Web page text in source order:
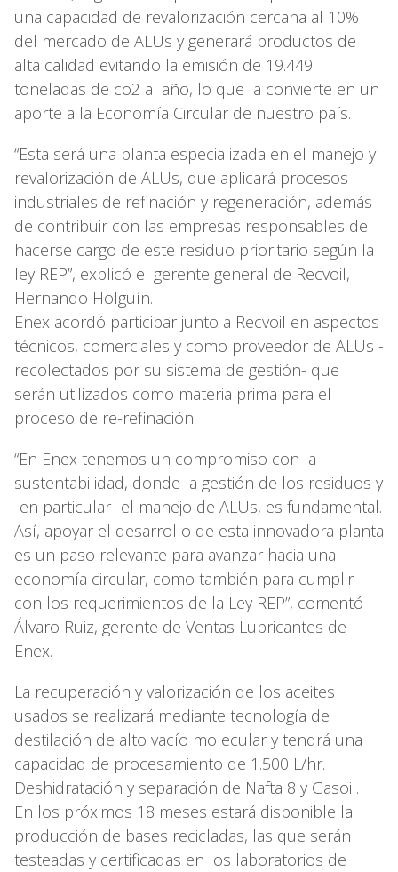
una capacidad de revalorización cercana al 10%
del mercado de ALUs y generará productos de
alta calidad evitando la emisión de 19.449
toneladas de co2 al año, lo que la convierte en un
aporte a la Economía Circular de nuestro país.
“Esta será una planta especializada en el manejo y
revalorización de ALUs, que aplicará procesos
industriales de refinación y regeneración, además
de contribuir con las empresas responsables de
hacerse cargo de este residuo prioritario según la
ley REP”, explicó el gerente general de Recvoil,
Hernando Holguín.
Enex acordó participar junto a Recvoil en aspectos
técnicos, comerciales y como proveedor de ALUs -
recolectados por su sistema de gestión- que
serán utilizados como materia prima para el
proceso de re-refinación.
“En Enex tenemos un compromiso con la
sustentabilidad, donde la gestión de los residuos y
-en particular- el manejo de ALUs, es fundamental.
Así, apoyar el desarrollo de esta innovadora planta
es un paso relevante para avanzar hacia una
economía circular, como también para cumplir
con los requerimientos de la Ley REP”, comentó
Álvaro Ruiz, gerente de Ventas Lubricantes de
Enex.
La recuperación y valorización de los aceites
usados se realizará mediante tecnología de
destilación de alto vacío molecular y tendrá una
capacidad de procesamiento de 1.500 L/hr.
Deshidratación y separación de Nafta 8 y Gasoil.
En los próximos 18 meses estará disponible la
producción de bases recicladas, las que serán
testeadas y certificadas en los laboratorios de